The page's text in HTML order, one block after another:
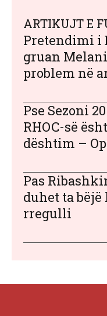
ARTIKUJT E
Pretendimi i
gruan
problem në
Pse Sezoni
RHOC-së
dështim –
Pas
duhet ta
rregulli